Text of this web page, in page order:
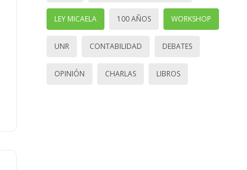
LEY MICAELA 100 AÑOS WORKSHOP
UNR CONTABILIDAD DEBATES
OPINIÓN CHARLAS LIBROS